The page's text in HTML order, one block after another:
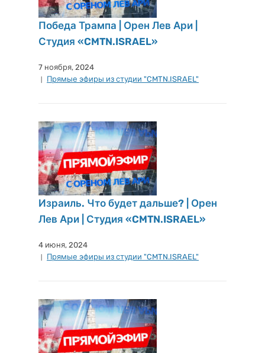
Победа Трампа | Орен Лев Ари |
Студия «CMTN.ISRAEL»
7 ноября, 2024
Прямые эфиры из студии "CMTN.ISRAEL"
Израиль. Что будет дальше? | Орен
Лев Ари | Студия «CMTN.ISRAEL»
4 июня, 2024
Прямые эфиры из студии "CMTN.ISRAEL"